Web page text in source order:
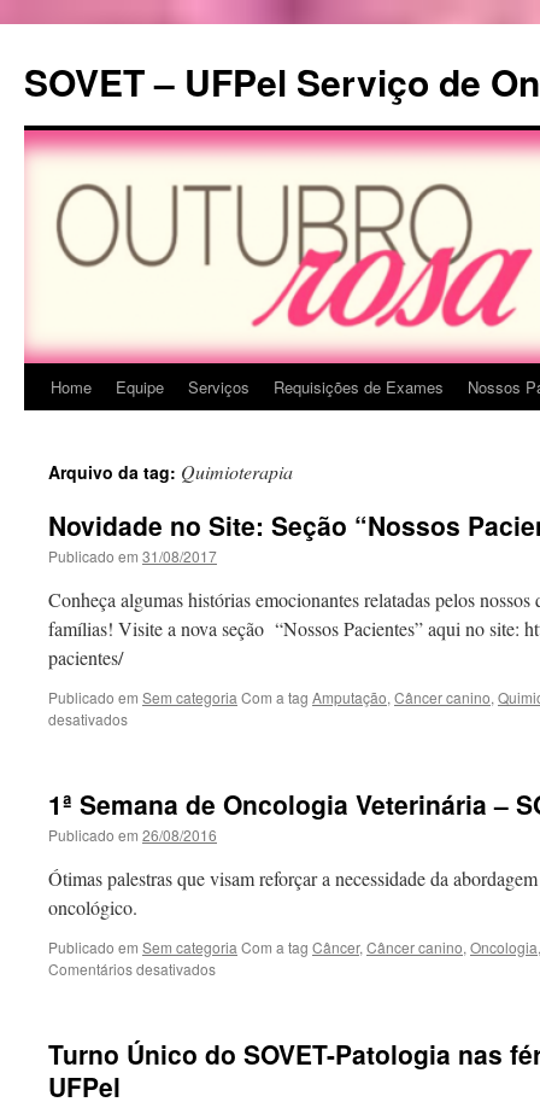
o
conteúdo
SOVET – UFPel Serviço de
Home Equipe Serviços Requisições de Exames Nossos
Arquivo da tag: Quimioterapia
Novidade no Site: Seção “Nossos
Publicado em 31/08/2017
Conheça algumas histórias emocionantes relatadas pelos nossos
famílias! Visite a nova seção “Nossos Pacientes” aqui no site:
pacientes/
Publicado em Sem categoria Com a tag Amputação, Câncer canino,
desativadosem
Seção
“Nossos
Pacientes”
1ª Semana de Oncologia Veterinária –
Publicado em 26/08/2016
Ótimas palestras que visam reforçar a necessidade da
oncológico.
Publicado em Sem categoria Com a tag Câncer, Câncer canino, Oncologia
Comentários desativadosem
Oncologia
Turno Único do SOVET-Patologia nas
UFPel